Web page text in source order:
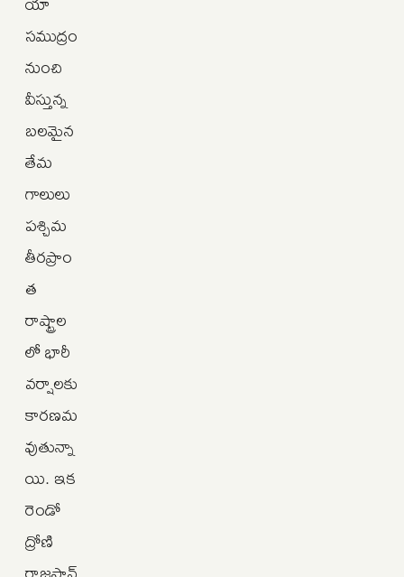
సముద్రం
నుంచి
వీస్తున్న
బలమైన
తేమ
గాలులు
పశ్చిమ
తీరప్రాం
త
రాష్ట్రాల
లో భారీ
వర్షాలకు
కారణమ
వుతున్నా
యి. ఇక
రెండో
ద్రోణి